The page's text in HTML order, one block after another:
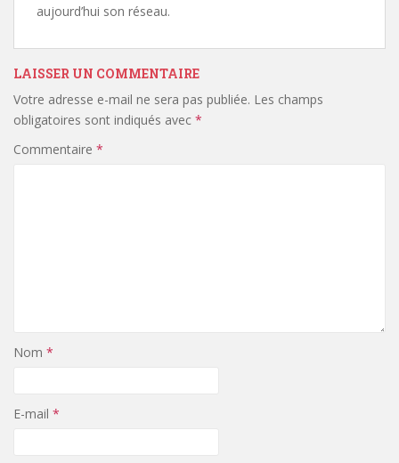
aujourd’hui son réseau.
LAISSER UN COMMENTAIRE
Votre adresse e-mail ne sera pas publiée. Les champs
obligatoires sont indiqués avec *
Commentaire *
Nom *
E-mail *